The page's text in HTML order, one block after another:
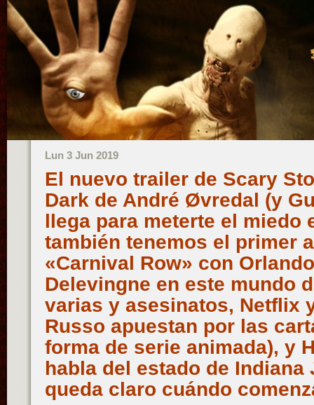
Lun 3 Jun 2019
El nuevo trailer de Scary
Dark de André Øvredal (y
llega para meterte el miedo
también tenemos el primer
«Carnival Row» con
Delevingne en este mundo
varias y asesinatos, Netflix
Russo apuestan por las
forma de serie animada), y
habla del estado de Indiana
queda claro cuándo